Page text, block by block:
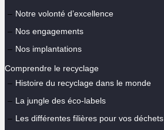
Notre volonté d’excellence
Nos engagements
Nos implantations
Comprendre le recyclage
Histoire du recyclage dans le monde
La jungle des éco-labels
Les différentes filières pour vos déchets